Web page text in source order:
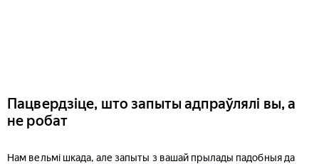
Пацвердзіце, што запыты адпраўлялі вы, а
не робат
Нам вельмі шкада, але запыты з вашай прылады падобныя да